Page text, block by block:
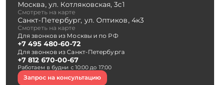
Москва, ул. Котляковская, 3с1
Смотреть на карте
Санкт-Петербург, ул. Оптиков, 4к3
Смотреть на карте
Для звонков из Москвы и по РФ
+7 495 480-60-72
Для звонков из Санкт-Петербурга
+7 812 670-00-67
Работаем в будни с 10:00 до 17:00
Запрос на консультацию